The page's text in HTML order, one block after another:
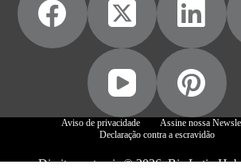
Aviso de privacidade
Assine nossa
Declaração contra a escravidão
Direitos autorais © 2026, Biz Latin